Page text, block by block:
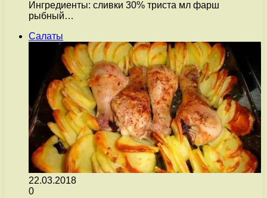
Ингредиенты: сливки 30% триста мл фарш
рыбный…
Салаты
22.03.2018
0